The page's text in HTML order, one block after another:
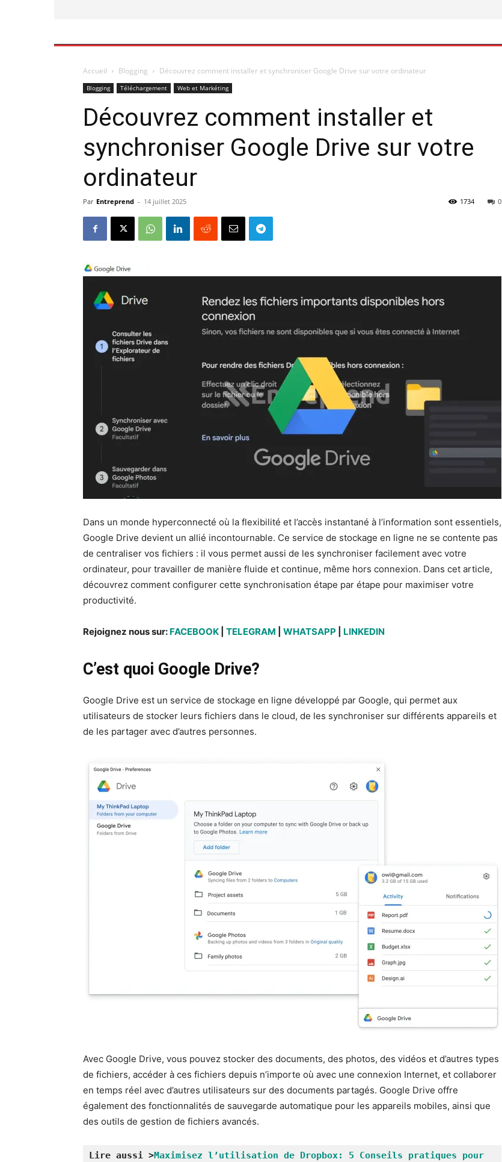
Accueil Blogging Découvrez comment installer et synchroniser Google Drive sur votre ordinateur
Blogging Téléchargement Web et Markéting
Découvrez comment installer et
synchroniser Google Drive sur votre
ordinateur
Par Entreprend - 14 juillet 2025 0
1734
Dans un monde hyperconnecté où la flexibilité et l’accès instantané à l’information sont essentiels,
Google Drive devient un allié incontournable. Ce service de stockage en ligne ne se contente pas
de centraliser vos fichiers : il vous permet aussi de les synchroniser facilement avec votre
ordinateur, pour travailler de manière fluide et continue, même hors connexion. Dans cet article,
découvrez comment configurer cette synchronisation étape par étape pour maximiser votre
productivité.
Rejoignez nous sur: FACEBOOK TELEGRAM WHATSAPP LINKEDIN
C’est quoi Google Drive?
Google Drive est un service de stockage en ligne développé par Google, qui permet aux
utilisateurs de stocker leurs fichiers dans le cloud, de les synchroniser sur différents appareils et
de les partager avec d’autres personnes.
Avec Google Drive, vous pouvez stocker des documents, des photos, des vidéos et d’autres types
de fichiers, accéder à ces fichiers depuis n’importe où avec une connexion Internet, et collaborer
en temps réel avec d’autres utilisateurs sur des documents partagés. Google Drive offre
également des fonctionnalités de sauvegarde automatique pour les appareils mobiles, ainsi que
des outils de gestion de fichiers avancés.
Lire aussi >Maximisez l’utilisation de Dropbox: 5 Conseils pratiques pour